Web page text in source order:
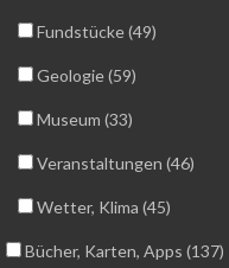
Fundstücke (49)
Geologie (59)
Museum (33)
Veranstaltungen (46)
Wetter, Klima (45)
Bücher, Karten, Apps (137)